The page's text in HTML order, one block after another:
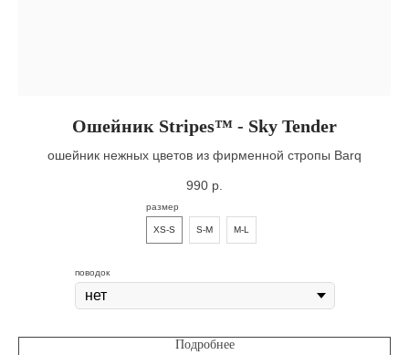
Ошейник Stripes™ - Sky Tender
ошейник нежных цветов из фирменной стропы Barq
990 р.
размер
XS-S S-M M-L
поводок
Подробнее